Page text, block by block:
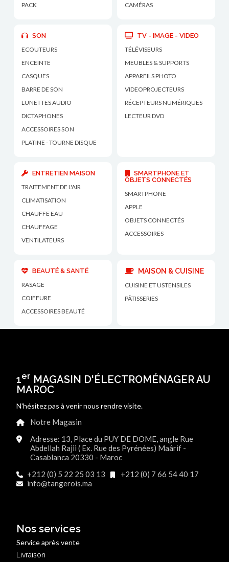
PACK
CAMÉRAS
SON
ECOUTEURS
ENCEINTE
CASQUES
BARRE DE SON
LUNETTES AUDIO
DICTAPHONES
ACCESSOIRES SON
PLATINE - TOURNE DISQUE
TV - IMAGE - VIDEO
TÉLÉVISEURS
MEUBLES & SUPPORTS
APPAREILS PHOTO
VIDEOPROJECTEURS
RÉCEPTEURS NUMÉRIQUES
LECTEUR DVD
ENTRETIEN MAISON
TRAITEMENT DE L'AIR
CLIMATISATION
CHAUFFE EAU
CHAUFFAGE
VENTILATEURS
SMARTPHONE ET
OBJETS CONNECTÉS
SMARTPHONE
APPLE
OBJETS CONNECTÉS
ACCESSOIRES
BEAUTÉ & SANTÉ
RASAGE
COIFFURE
ACCESSOIRES BEAUTÉ
MAISON & CUISINE
CUISINE ET USTENSILES
PÂTISSERIES
1er MAGASIN D'ÉLECTROMÉNAGER AU
MAROC
N'hésitez pas à venir nous rendre visite.
Notre Magasin
Adresse: 13, Place du PUY DE DOME, angle Rue
Abdellah Rajii ( Ex. Rue des Pyrénées) Maârif -
Casablanca 20330 - Maroc
+212 (0) 5 22 25 03 13
+212 (0) 7 66 54 40 17
info@tangerois.ma
Nos services
Service après vente
Livraison